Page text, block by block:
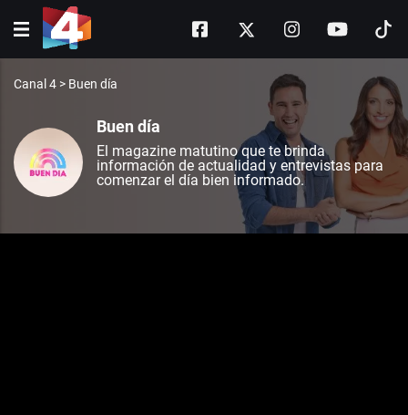
Canal 4 > Buen día
Buen día
El magazine matutino que te brinda
información de actualidad y entrevistas para
comenzar el día bien informado.